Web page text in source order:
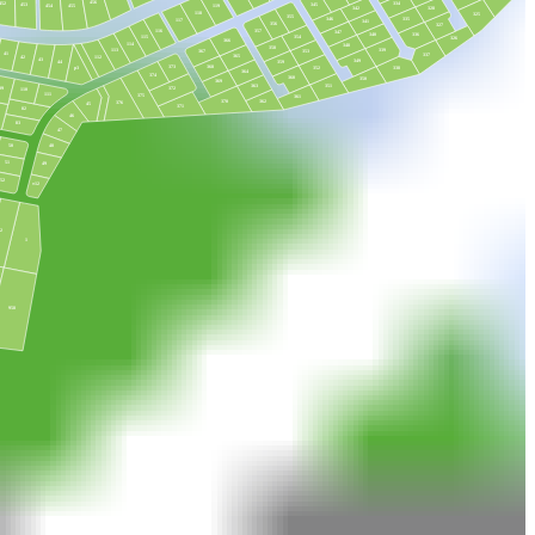
1
2
41
42 43
44
р3
45
46
47
48
49
т12
50
51
52
82
83
111
110
112
113
114
115
116
117
118
119
325
326
327
328
334
335
336
337
338
339
340
341
342
345
346
347
348
349
350
351
352
353
354
355
356
357
358
359
360
361
362
363
364
365
366
367
368
369
370
371
372
373
374
375
376
453 454 455
456
958